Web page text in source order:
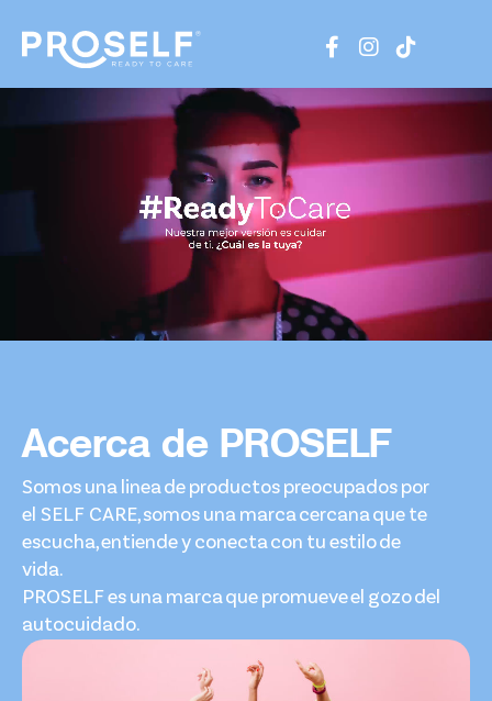
Acerca de PROSELF
Somos una linea de productos preocupados por
el SELF CARE, somos una marca cercana que te
escucha, entiende y conecta con tu estilo de
vida.
PROSELF es una marca que promueve el gozo del
autocuidado.